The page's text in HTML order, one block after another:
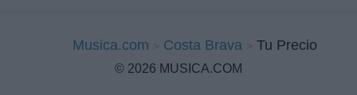
Musica.com Costa Brava Tu Precio
© 2026 MUSICA.COM